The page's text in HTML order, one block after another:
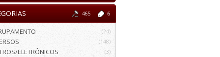
465 6
(24)
(148)
ELETRÔNICOS (3)